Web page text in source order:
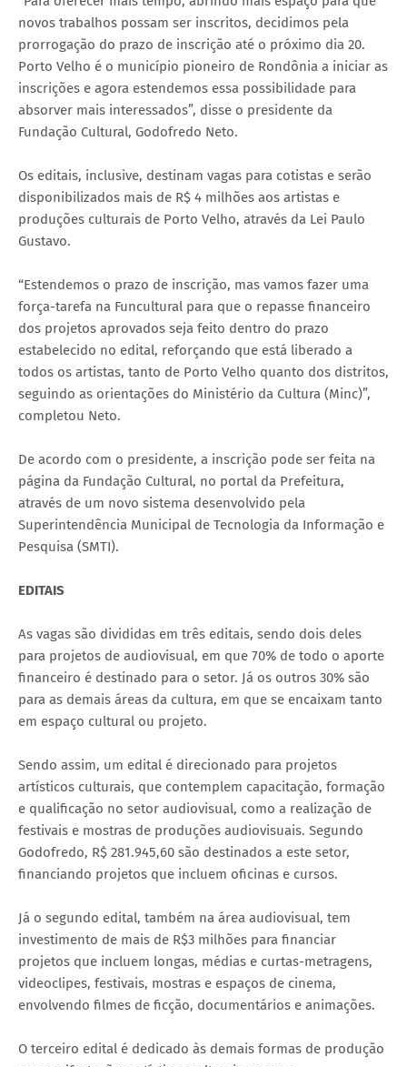
novos trabalhos possam ser inscritos, decidimos pela
prorrogação do prazo de inscrição até o próximo dia 20.
Porto Velho é o município pioneiro de Rondônia a iniciar as
inscrições e agora estendemos essa possibilidade para
absorver mais interessados”, disse o presidente da
Fundação Cultural, Godofredo Neto.
Os editais, inclusive, destinam vagas para cotistas e serão
disponibilizados mais de R$ 4 milhões aos artistas e
produções culturais de Porto Velho, através da Lei Paulo
Gustavo.
“Estendemos o prazo de inscrição, mas vamos fazer uma
força-tarefa na Funcultural para que o repasse financeiro
dos projetos aprovados seja feito dentro do prazo
estabelecido no edital, reforçando que está liberado a
todos os artistas, tanto de Porto Velho quanto dos distritos,
seguindo as orientações do Ministério da Cultura (Minc)”,
completou Neto.
De acordo com o presidente, a inscrição pode ser feita na
página da Fundação Cultural, no portal da Prefeitura,
através de um novo sistema desenvolvido pela
Superintendência Municipal de Tecnologia da Informação e
Pesquisa (SMTI).
EDITAIS
As vagas são divididas em três editais, sendo dois deles
para projetos de audiovisual, em que 70% de todo o aporte
financeiro é destinado para o setor. Já os outros 30% são
para as demais áreas da cultura, em que se encaixam tanto
em espaço cultural ou projeto.
Sendo assim, um edital é direcionado para projetos
artísticos culturais, que contemplem capacitação, formação
e qualificação no setor audiovisual, como a realização de
festivais e mostras de produções audiovisuais. Segundo
Godofredo, R$ 281.945,60 são destinados a este setor,
financiando projetos que incluem oficinas e cursos.
Já o segundo edital, também na área audiovisual, tem
investimento de mais de R$3 milhões para financiar
projetos que incluem longas, médias e curtas-metragens,
videoclipes, festivais, mostras e espaços de cinema,
envolvendo filmes de ficção, documentários e animações.
O terceiro edital é dedicado às demais formas de produção